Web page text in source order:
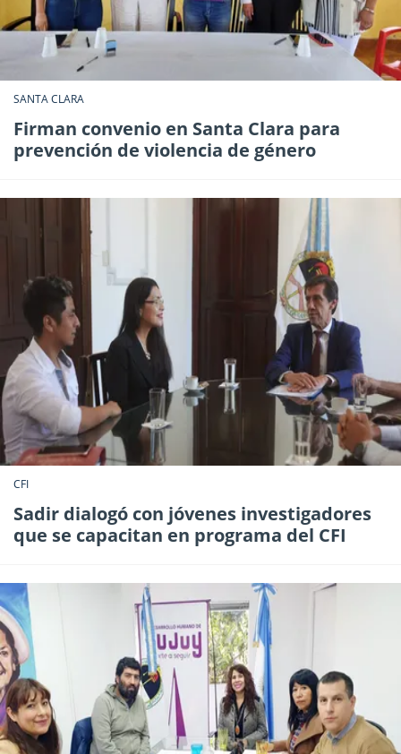
SANTA CLARA
Firman convenio en Santa Clara para
prevención de violencia de género
CFI
Sadir dialogó con jóvenes investigadores
que se capacitan en programa del CFI